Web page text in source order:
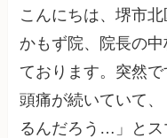
こんにちは、堺市
かもず院、院長の
ております。突然
頭痛が続いていて
るんだろう…」とス